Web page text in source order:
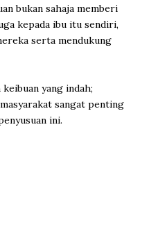
bukan sahaja memberi
kepada ibu itu sendiri,
serta mendukung
yang indah;
sangat penting
ini.